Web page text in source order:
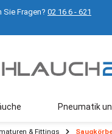
Sie Fragen? 02 16 6 - 621
Pneumatik
& Fittings